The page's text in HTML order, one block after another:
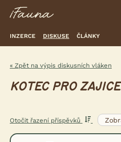
INZERCE DISKUSE ČLÁNKY
« Zpět na výpis diskusních vláken
KOTEC PRO ZAJICE
Otočit řazení příspěvků